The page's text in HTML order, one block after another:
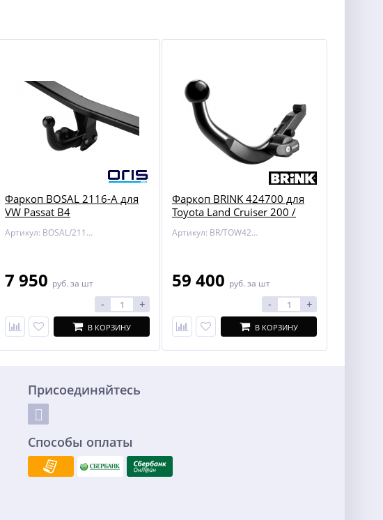
Фаркоп BOSAL 2116-A для
VW Passat B4
Артикул: BOSAL/2116-A
7 950 руб. за шт
- +
В КОРЗИНУ
Фаркоп BRINK 424700 для
Toyota Land Cruiser 200 /
Артикул: BR/TOW424700
59 400 руб. за шт
- +
В КОРЗИНУ
Присоединяйтесь
Способы оплаты